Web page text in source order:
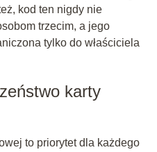
kod ten nigdy nie
trzecim, a jego
tylko do właściciela
karty
to priorytet dla każdego